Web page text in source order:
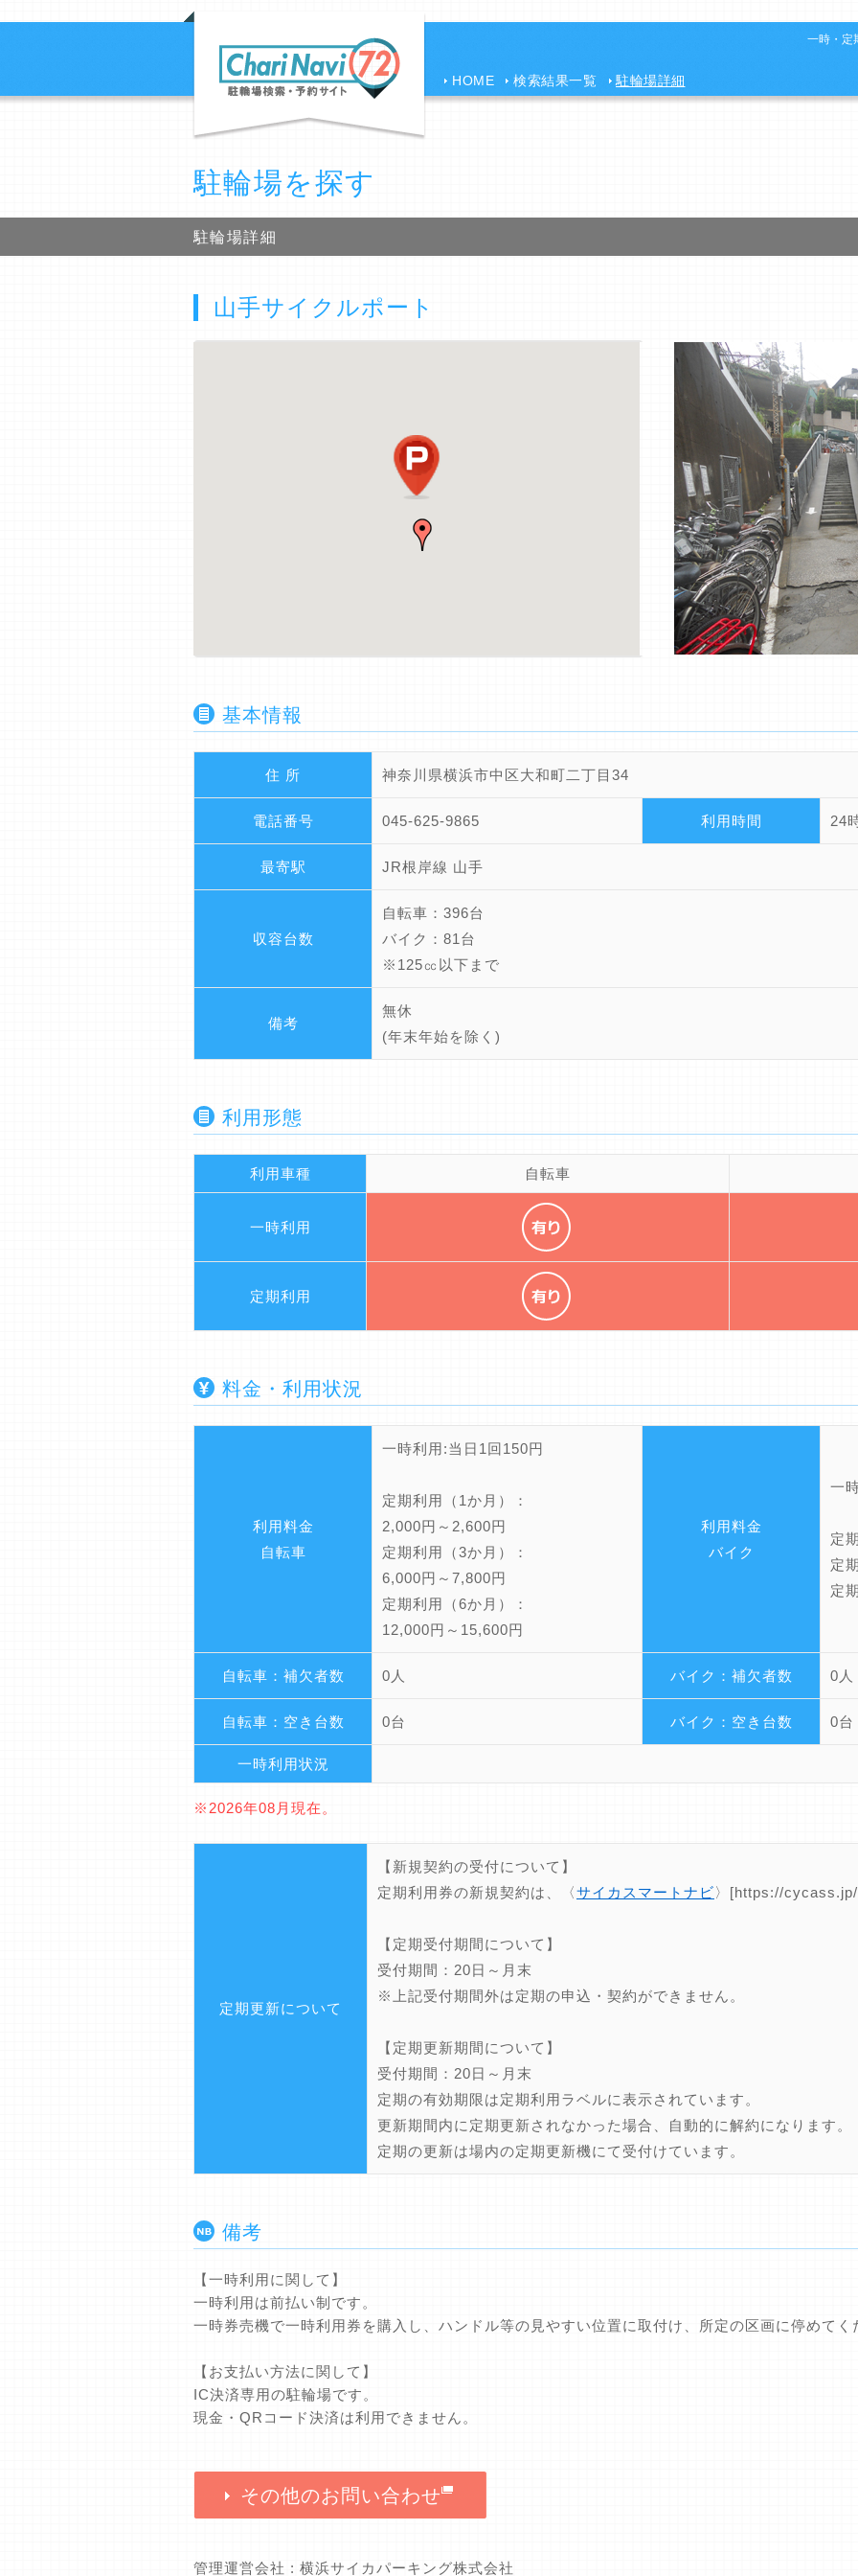
一時・定
HOME 検索結果一覧 駐輪場詳細
駐輪場を探す
駐輪場詳細
山手サイクルポート
基本情報
住 所 神奈川県横浜市中区大和町二丁目34
電話番号 045-625-9865 利用時間 24
最寄駅 JR根岸線 山手
収容台数
自転車：396台
バイク：81台
※125㏄以下まで
備考
無休
(年末年始を除く)
利用形態
利用車種 自転車
一時利用
定期利用
料金・利用状況
利用料金
自転車
一時利用:当日1回150円
定期利用（1か月）：
2,000円～2,600円
定期利用（3か月）：
6,000円～7,800円
定期利用（6か月）：
12,000円～15,600円
利用料金
バイク
一
定
定
定
自転車：補欠者数 0人 バイク：補欠者数 0人
自転車：空き台数 0台 バイク：空き台数 0台
一時利用状況
※2026年08月現在。
定期更新について
【新規契約の受付について】
定期利用券の新規契約は、〈サイカスマートナビ〉[https://
【定期受付期間について】
受付期間：20日～月末
※上記受付期間外は定期の申込・契約ができません。
【定期更新期間について】
受付期間：20日～月末
定期の有効期限は定期利用ラベルに表示されています。
更新期間内に定期更新されなかった場合、自動的に解約になります。
定期の更新は場内の定期更新機にて受付けています。
備考
【一時利用に関して】
一時利用は前払い制です。
一時券売機で一時利用券を購入し、ハンドル等の見やすい位置に取付け、所定の区画に停めてく
【お支払い方法に関して】
IC決済専用の駐輪場です。
現金・QRコード決済は利用できません。
その他のお問い合わせ
管理運営会社 : 横浜サイカパーキング株式会社